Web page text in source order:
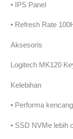
• IPS Panel
• Refresh Rate
Aksesoris
Logitech MK120
Kelebihan
• Performa
• SSD NVMe lebih